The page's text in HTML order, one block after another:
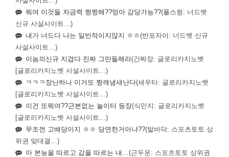
뭐여 이것들 자금력 짱짱해??엉아 감당가능??(풀스윙: 너드벳
신규 사설사이트…)
내가 너드다 나는 일반적이지않지 ㅎㅎ(반포자이: 너드벳 신규
사설사이트…)
이놈의신규 지겹다 진짜 그만들해라(간짜장: 글로리카지노벳
[글로리카지노벳 사설사이트…)
ㅋㅋㅋ장난하나 이거또 짱깨냄새난다(세우타: 글로리카지노벳
[글로리카지노벳 사설사이트…)
이건 또뭐여??근본없는 놀이터 등장(식민지: 글로리카지노벳
[글로리카지노벳 사설사이트…)
무조껀 고배당이지 ㅎㅎ 당연한거아냐??(발바닥: 스포츠토토 상
위권 맞대결…)
아 본능을 따르고 감을 따르는 내… (근두운: 스포츠토토 상위권